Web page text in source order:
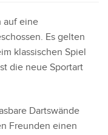
auf eine
Es gelten
klassischen Spiel
die neue Sportart
Dartswände
Freunden einen